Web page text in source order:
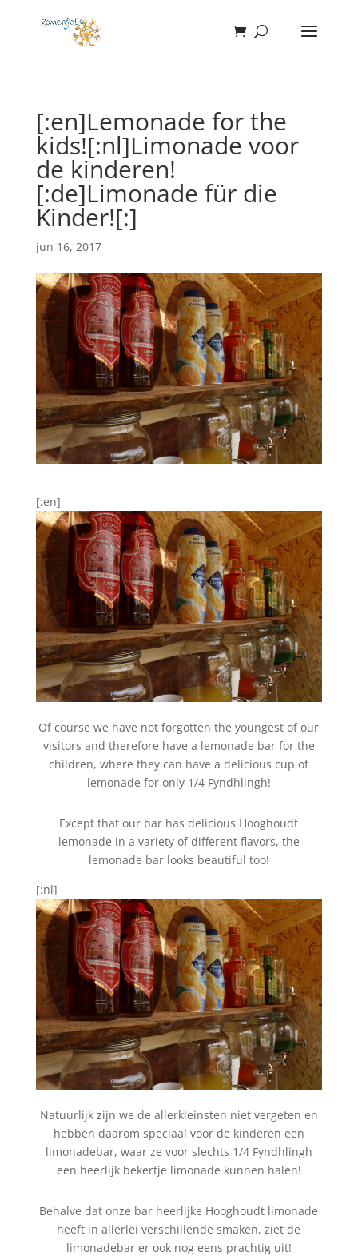
[:en]Lemonade for the
kids![:nl]Limonade voor
de kinderen!
[:de]Limonade für die
Kinder![:]
jun 16, 2017
[:en]
Of course we have not forgotten the youngest of our
visitors and therefore have a lemonade bar for the
children, where they can have a delicious cup of
lemonade for only 1/4 Fyndhlingh!
Except that our bar has delicious Hooghoudt
lemonade in a variety of different flavors, the
lemonade bar looks beautiful too!
[:nl]
Natuurlijk zijn we de allerkleinsten niet vergeten en
hebben daarom speciaal voor de kinderen een
limonadebar, waar ze voor slechts 1/4 Fyndhlingh
een heerlijk bekertje limonade kunnen halen!
Behalve dat onze bar heerlijke Hooghoudt limonade
heeft in allerlei verschillende smaken, ziet de
limonadebar er ook nog eens prachtig uit!